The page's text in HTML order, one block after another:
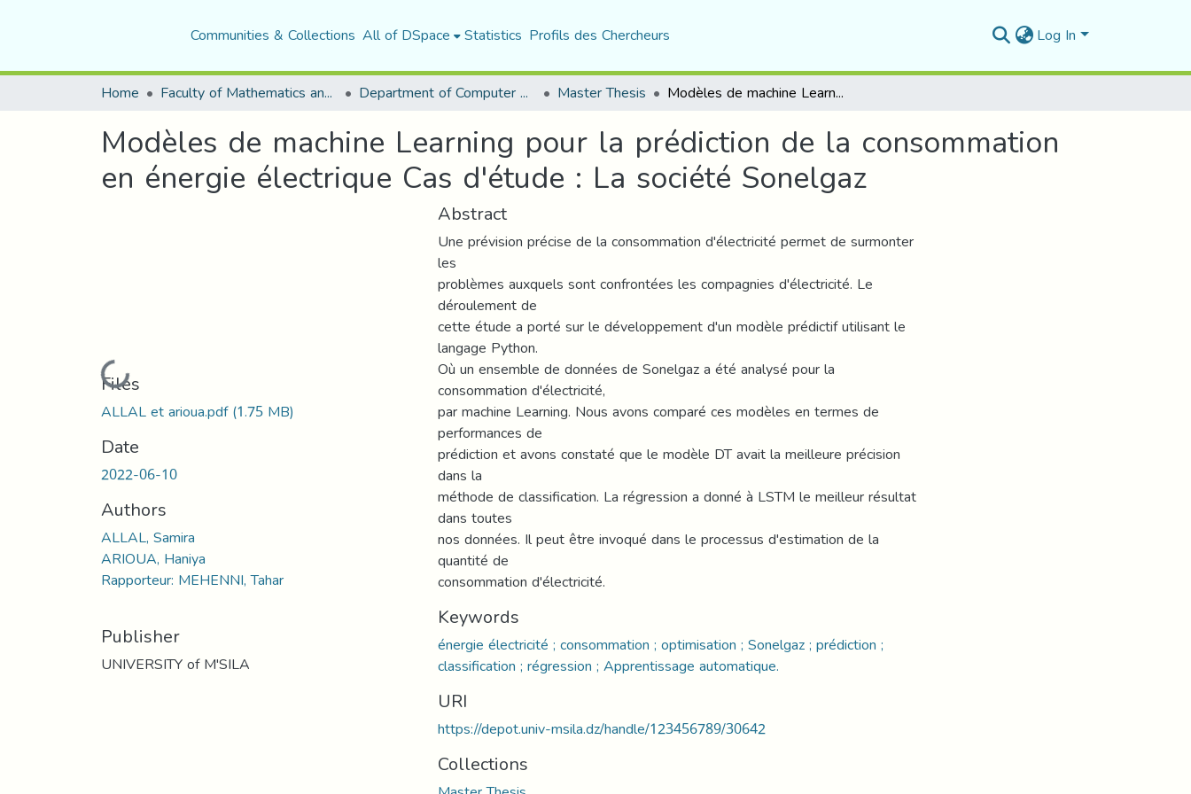
Communities & Collections All of DSpace Statistics Profils des Chercheurs Log In
Home Faculty of Mathematics and Computer Science Department of Computer Science Master Thesis Modèles de machine Learning pour la prédiction de la consommation en énergie électrique Cas d'étude : La société Sonelgaz
Modèles de machine Learning pour la prédiction de la consommation
en énergie électrique Cas d'étude : La société Sonelgaz
Loading...
Files
ALLAL et arioua.pdf(1.75 MB)
Date
2022-06-10
Authors
ALLAL, Samira
ARIOUA, Haniya
Rapporteur: MEHENNI, Tahar
Publisher
UNIVERSITY of M'SILA
Abstract
Une prévision précise de la consommation d'électricité permet de surmonter
les
problèmes auxquels sont confrontées les compagnies d'électricité. Le
déroulement de
cette étude a porté sur le développement d'un modèle prédictif utilisant le
langage Python.
Où un ensemble de données de Sonelgaz a été analysé pour la
consommation d'électricité,
par machine Learning. Nous avons comparé ces modèles en termes de
performances de
prédiction et avons constaté que le modèle DT avait la meilleure précision
dans la
méthode de classification. La régression a donné à LSTM le meilleur résultat
dans toutes
nos données. Il peut être invoqué dans le processus d'estimation de la
quantité de
consommation d'électricité.
Keywords
énergie électricité ; consommation ; optimisation ; Sonelgaz ; prédiction ;
classification ; régression ; Apprentissage automatique.
URI
https://depot.univ-msila.dz/handle/123456789/30642
Collections